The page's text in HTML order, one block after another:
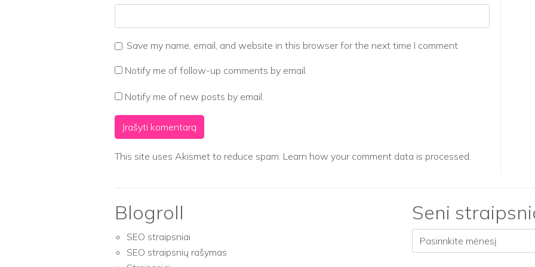
Save my name, email, and website in this browser for the next time I comment
Notify me of follow-up comments by email.
Notify me of new posts by email.
This site uses Akismet to reduce spam. Learn how your comment data is processed.
Blogroll
SEO straipsniai
SEO straipsnių rašymas
Seni
Seni straipsniai